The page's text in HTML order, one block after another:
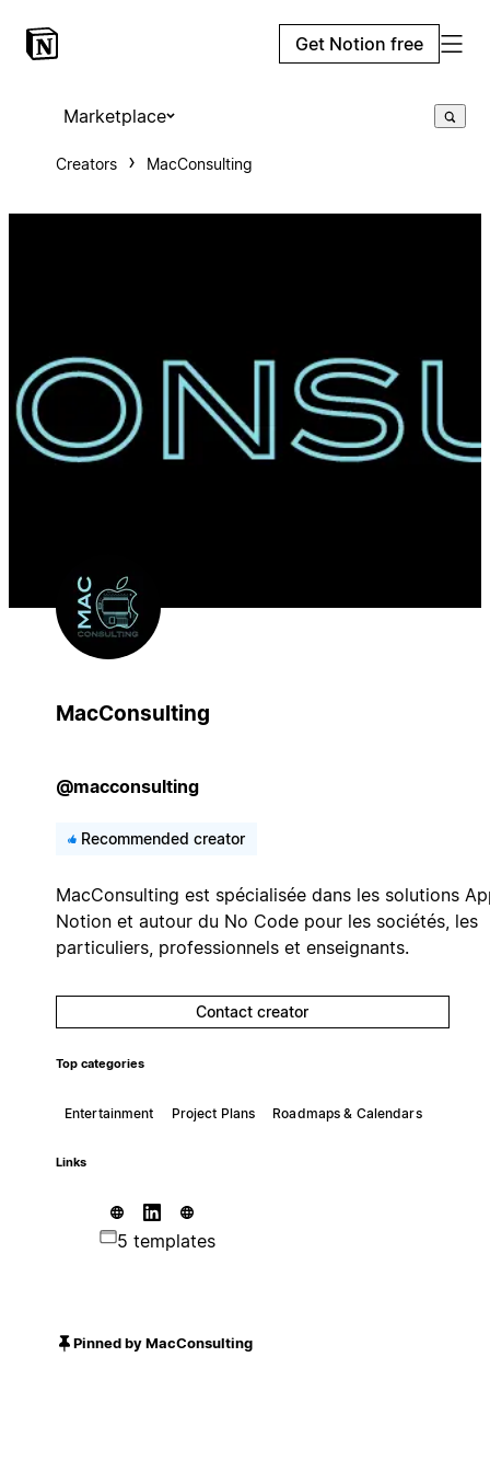
Get Notion free
Marketplace
Creators MacConsulting
MacConsulting
@macconsulting
Recommended creator
MacConsulting est spécialisée dans les solutions
Notion et autour du No Code pour les sociétés, les
particuliers, professionnels et enseignants.
Contact creator
Top categories
Entertainment Project Plans Roadmaps & Calendars
Links
5 templates
Pinned by MacConsulting